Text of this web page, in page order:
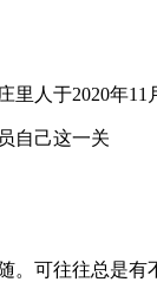
人于2020年11
自己这一关
可往往总是